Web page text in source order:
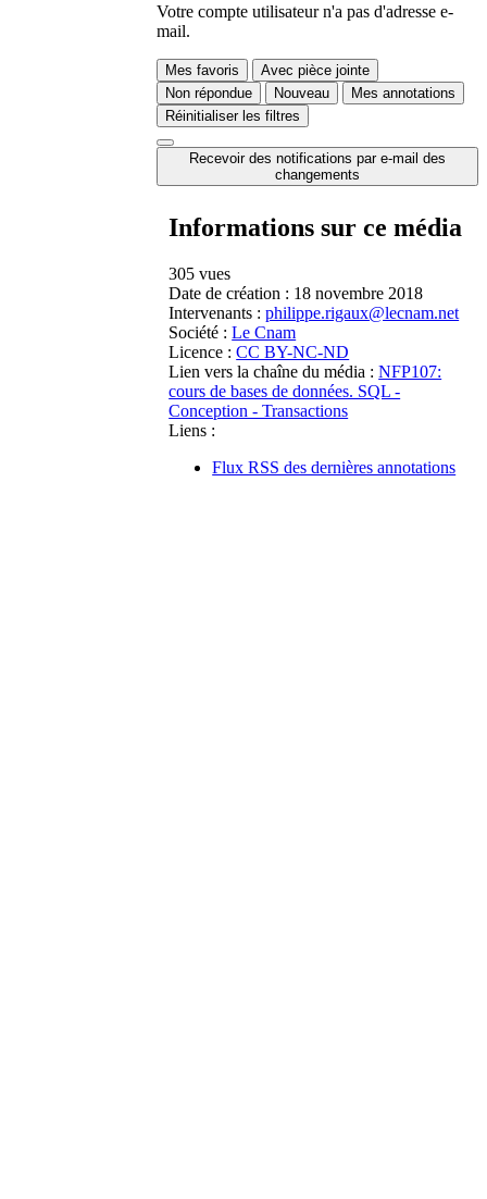
Votre compte utilisateur n'a pas d'adresse e-
mail.
Mes favoris
Avec pièce jointe
Non répondue
Nouveau
Mes annotations
Réinitialiser les filtres
Recevoir des notifications par e-mail des
changements
Informations sur ce média
305 vues
Date de création : 18 novembre 2018
Intervenants : philippe.rigaux@lecnam.net
Société : Le Cnam
Licence : CC BY-NC-ND
Lien vers la chaîne du média : NFP107:
cours de bases de données. SQL -
Conception - Transactions
Liens :
Flux RSS des dernières annotations